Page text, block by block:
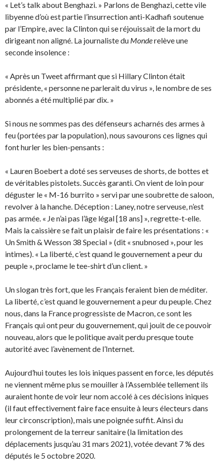
« Let’s talk about Benghazi. » Parlons de Benghazi, cette vile
libyenne d’où est partie l’insurrection anti-Kadhafi soutenue
par l’Empire, avec la Clinton qui se réjouissait de la mort du
dirigeant non aligné. La journaliste du Monderelève une
seconde insolence :
« Après un Tweet affirmant que si Hillary Clinton était
présidente, « personne ne parlerait du virus », le nombre de ses
abonnés a été multiplié par dix. »
Si nous ne sommes pas des défenseurs acharnés des armes à
feu (portées par la population), nous savourons ces lignes qui
font hurler les bien-pensants :
« Lauren Boebert a doté ses serveuses de shorts, de bottes et
de véritables pistolets. Succès garanti. On vient de loin pour
déguster le « M-16 burrito » servi par une soubrette de saloon,
revolver à la hanche. Déception : Laney, notre serveuse, n’est
pas armée. « Je n’ai pas l’âge légal [18 ans] », regrette-t-elle.
Mais la caissière se fait un plaisir de faire les présentations : «
Un Smith & Wesson 38 Special » (dit « snubnosed », pour les
intimes). « La liberté, c’est quand le gouvernement a peur du
peuple », proclame le tee-shirt d’un client. »
Un slogan très fort, que les Français feraient bien de méditer.
La liberté, c’est quand le gouvernement a peur du peuple. Chez
nous, dans la France progressiste de Macron, ce sont les
Français qui ont peur du gouvernement, qui jouit de ce pouvoir
nouveau, alors que le politique avait perdu presque toute
autorité avec l’avènement de l’Internet.
Aujourd’hui toutes les lois iniques passent en force, les députés
ne viennent même plus se mouiller à l’Assemblée tellement ils
auraient honte de voir leur nom accolé à ces décisions iniques
(il faut effectivement faire face ensuite à leurs électeurs dans
leur circonscription), mais une poignée suffit. Ainsi du
prolongement de la terreur sanitaire (la limitation des
déplacements jusqu’au 31 mars 2021), votée devant 7 % des
députés le 5 octobre 2020.